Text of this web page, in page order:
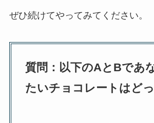
ぜひ続けてやってみてください。
質問：以下のAとBであ
たいチョコレートはど